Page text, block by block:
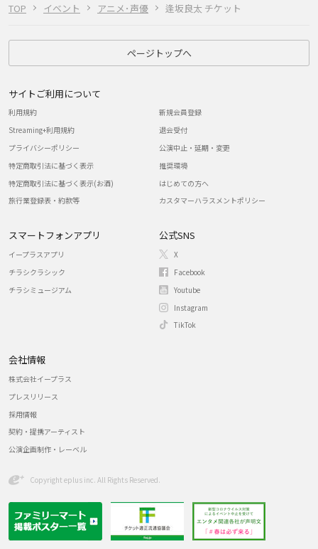
TOP イベント アニメ･声優 逢坂良太 チケット
ページトップへ
サイトご利用について
利用規約
Streaming+利用規約
プライバシーポリシー
特定商取引法に基づく表示
特定商取引法に基づく表示(お酒)
旅行業登録表・約款等
新規会員登録
退会受付
公演中止・延期・変更
推奨環境
はじめての方へ
カスタマーハラスメントポリシー
スマートフォンアプリ
イープラスアプリ
チラシクラシック
チラシミュージアム
公式SNS
X
Facebook
Youtube
Instagram
TikTok
会社情報
株式会社イープラス
プレスリリース
採用情報
契約・提携アーティスト
公演企画制作・レーベル
Copyright eplus inc. All Rights Reserved.